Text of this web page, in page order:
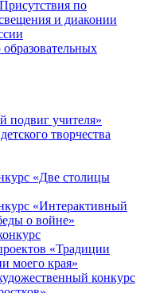
по
и диаконии
подвиг учителя»
творчества
«Две столицы
«Интерактивный
о войне»
«Традиции
моего края»
конкурс